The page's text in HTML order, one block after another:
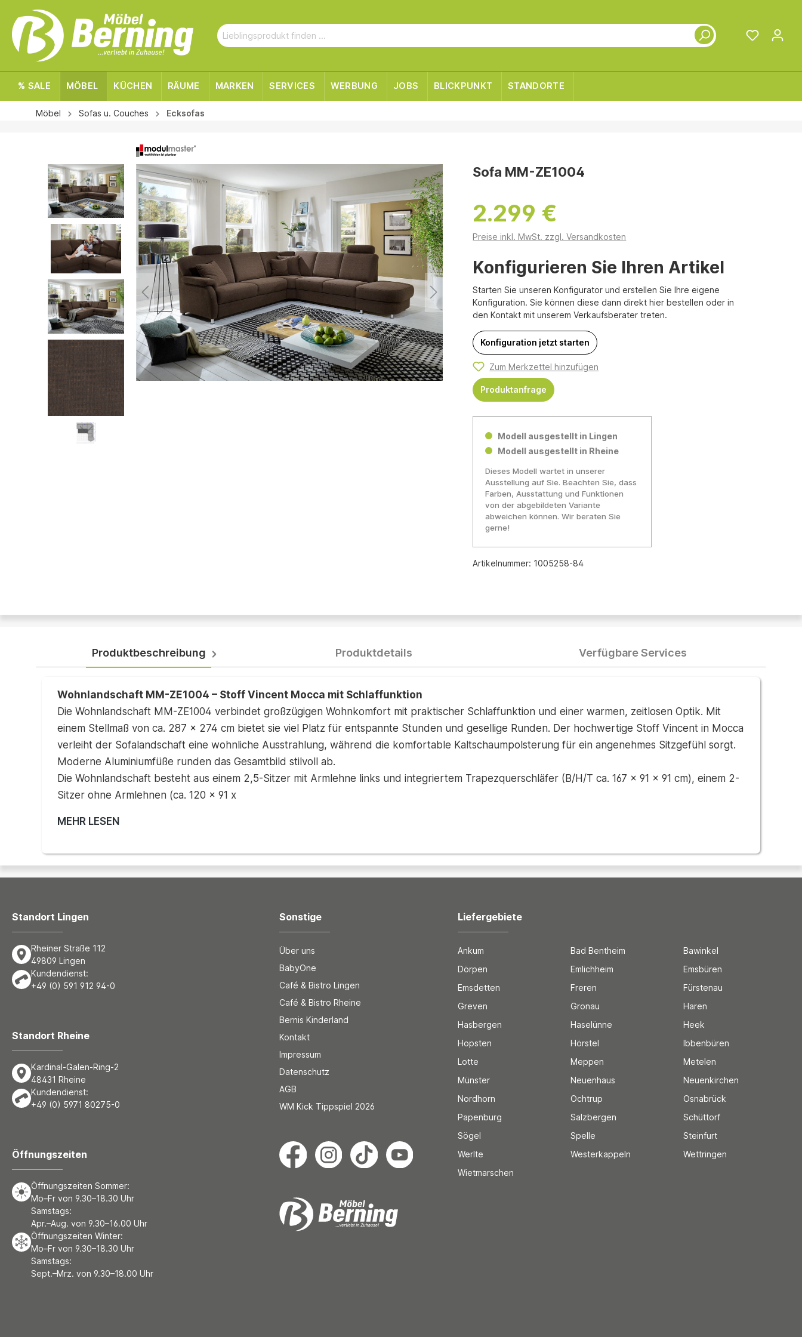
% SALE MÖBEL KÜCHEN RÄUME MARKEN SERVICES WERBUNG JOBS BLICKPUNKT STANDORTE
Möbel Sofas u. Couches Ecksofas
Sofa MM-ZE1004
2.299 €
Preise inkl. MwSt. zzgl. Versandkosten
Konfigurieren Sie Ihren Artikel
Starten Sie unseren Konfigurator und erstellen Sie Ihre eigene
Konfiguration. Sie können diese dann direkt hier bestellen oder in
den Kontakt mit unserem Verkaufsberater treten.
Konfiguration jetzt starten
Zum Merkzettel hinzufügen
Produktanfrage
Modell ausgestellt in Lingen
Modell ausgestellt in Rheine
Dieses Modell wartet in unserer
Ausstellung auf Sie. Beachten Sie, dass
Farben, Ausstattung und Funktionen
von der abgebildeten Variante
abweichen können. Wir beraten Sie
gerne!
Artikelnummer: 1005258-84
Produktbeschreibung Produktdetails Verfügbare Services
Wohnlandschaft MM-ZE1004 – Stoff Vincent Mocca mit Schlaffunktion
Die Wohnlandschaft MM-ZE1004 verbindet großzügigen Wohnkomfort mit praktischer Schlaffunktion und einer warmen, zeitlosen Optik. Mit
einem Stellmaß von ca. 287 x 274 cm bietet sie viel Platz für entspannte Stunden und gesellige Runden. Der hochwertige Stoff Vincent in Mocca
verleiht der Sofalandschaft eine wohnliche Ausstrahlung, während die komfortable Kaltschaumpolsterung für ein angenehmes Sitzgefühl sorgt.
Moderne Aluminiumfüße runden das Gesamtbild stilvoll ab.
Die Wohnlandschaft besteht aus einem 2,5-Sitzer mit Armlehne links und integriertem Trapezquerschläfer (B/H/T ca. 167 x 91 x 91 cm), einem 2-
Sitzer ohne Armlehnen (ca. 120 x 91 x
MEHR LESEN
Standort Lingen
Rheiner Straße 112
49809 Lingen
Kundendienst:
+49 (0) 591 912 94-0
Standort Rheine
Kardinal-Galen-Ring-2
48431 Rheine
Kundendienst:
+49 (0) 5971 80275-0
Öffnungszeiten
Öffnungszeiten Sommer:
Mo–Fr von 9.30–18.30 Uhr
Samstags:
Apr.–Aug. von 9.30–16.00 Uhr
Öffnungszeiten Winter:
Mo–Fr von 9.30–18.30 Uhr
Samstags:
Sept.–Mrz. von 9.30–18.00 Uhr
Sonstige
Über uns
BabyOne
Café & Bistro Lingen
Café & Bistro Rheine
Bernis Kinderland
Kontakt
Impressum
Datenschutz
AGB
WM Kick Tippspiel 2026
Liefergebiete
Ankum Bad Bentheim
Bawinkel
Dörpen
Emlichheim
Emsbüren
Emsdetten
Freren
Fürstenau
Greven
Gronau
Haren
Hasbergen
Haselünne
Heek
Hopsten
Hörstel
Ibbenbüren
Lotte
Meppen
Metelen
Münster
Neuenhaus
Neuenkirchen
Nordhorn
Ochtrup
Osnabrück
Papenburg
Salzbergen
Schüttorf
Sögel
Spelle
Steinfurt
Werlte
Westerkappeln
Wettringen
Wietmarschen